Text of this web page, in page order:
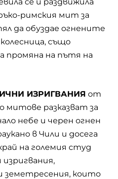
римския мит за
да обуздае огнените
също
промяна на пътя на
ИЗРИГВАНИЯ от
митове разказват за
небе и черен огнен
в Чили и досега
на големия студ
изригвания,
земетресения, които